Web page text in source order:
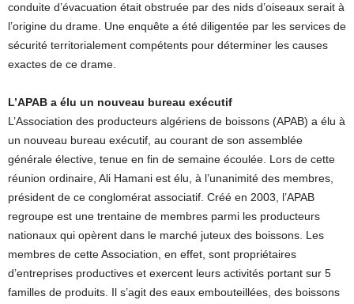
conduite d’évacuation était obstruée par des nids d’oiseaux serait à
l’origine du drame. Une enquête a été diligentée par les services de
sécurité territorialement compétents pour déterminer les causes
exactes de ce drame.
L’APAB a élu un nouveau bureau exécutif
L’Association des producteurs algériens de boissons (APAB) a élu à
un nouveau bureau exécutif, au courant de son assemblée
générale élective, tenue en fin de semaine écoulée. Lors de cette
réunion ordinaire, Ali Hamani est élu, à l’unanimité des membres,
président de ce conglomérat associatif. Créé en 2003, l’APAB
regroupe est une trentaine de membres parmi les producteurs
nationaux qui opèrent dans le marché juteux des boissons. Les
membres de cette Association, en effet, sont propriétaires
d’entreprises productives et exercent leurs activités portant sur 5
familles de produits. Il s’agit des eaux embouteillées, des boissons